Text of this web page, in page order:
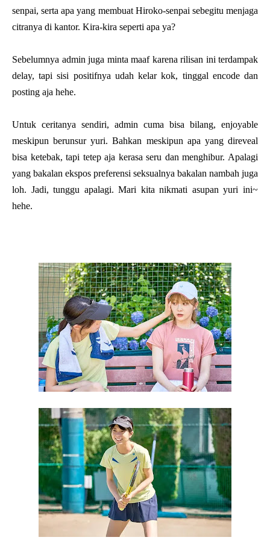
senpai, serta apa yang membuat Hiroko-senpai sebegitu menjaga
citranya di kantor. Kira-kira seperti apa ya?
Sebelumnya admin juga minta maaf karena rilisan ini terdampak
delay, tapi sisi positifnya udah kelar kok, tinggal encode dan
posting aja hehe.
Untuk ceritanya sendiri, admin cuma bisa bilang, enjoyable
meskipun berunsur yuri. Bahkan meskipun apa yang direveal
bisa ketebak, tapi tetep aja kerasa seru dan menghibur. Apalagi
yang bakalan ekspos preferensi seksualnya bakalan nambah juga
loh. Jadi, tunggu apalagi. Mari kita nikmati asupan yuri ini~
hehe.